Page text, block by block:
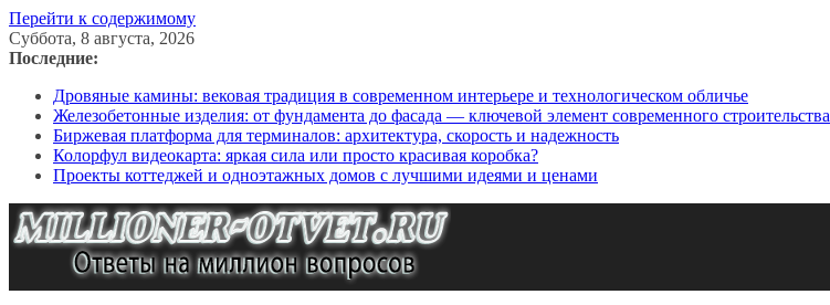
Перейти к содержимому
Суббота, 8 августа, 2026
Последние:
Дровяные камины: вековая традиция в современном интерьере и технологическом обличье
Железобетонные изделия: от фундамента до фасада — ключевой элемент современного строительства
Биржевая платформа для терминалов: архитектура, скорость и надежность
Колорфул видеокарта: яркая сила или просто красивая коробка?
Проекты коттеджей и одноэтажных домов с лучшими идеями и ценами